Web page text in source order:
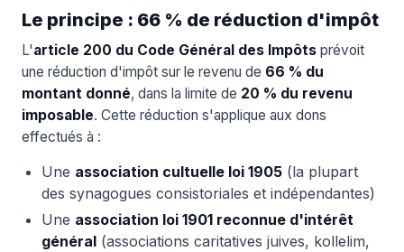
Le principe : 66 % de réduction d'impôt
L'article 200 du Code Général des Impôts prévoit
une réduction d'impôt sur le revenu de 66 % du
montant donné, dans la limite de 20 % du revenu
imposable. Cette réduction s'applique aux dons
effectués à :
Une association cultuelle loi 1905 (la plupart
des synagogues consistoriales et indépendantes)
Une association loi 1901 reconnue d'intérêt
général (associations caritatives juives, kollelim,